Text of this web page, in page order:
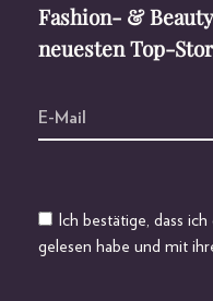
Fashion- &
neuesten Top-
Ich bestätige, dass ich
gelesen habe und mit